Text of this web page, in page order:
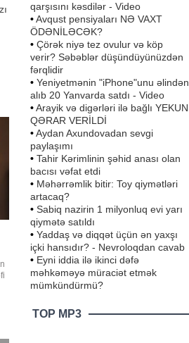
qarşısını kəsdilər - Video
•Avqust pensiyaları NƏ VAXT
ÖDƏNİLƏCƏK?
• Çörək niyə tez ovulur və köp
verir? Səbəblər düşündüyünüzdən
fərqlidir
• Yeniyetmənin "iPhone"unu əlindən
alıb 20 Yanvarda satdı - Video
•Arayik və digərləri ilə bağlı YEKUN
QƏRAR VERİLDİ
•Aydan Axundovadan sevgi
paylaşımı
• Tahir Kərimlinin şəhid anası olan
bacısı vəfat etdi
• Məhərrəmlik bitir: Toy qiymətləri
artacaq?
• Sabiq nazirin 1 milyonluq evi yarı
qiymətə satıldı
• Yaddaş və diqqət üçün ən yaxşı
içki hansıdır? - Nevroloqdan cavab
• Eyni iddia ilə ikinci dəfə
məhkəməyə müraciət etmək
mümkündürmü?
TOP MP3